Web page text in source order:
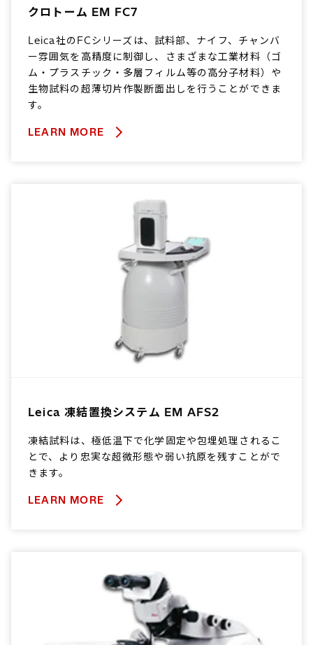
クロトーム EM FC7
Leica社のFCシリーズは、試料部、ナイフ、チャンバ
ー雰囲気を高精度に制御し、さまざまな工業材料（ゴ
ム・プラスチック・多層フィルム等の高分子材料）や
生物試料の超薄切片作製断面出しを行うことができま
す。
LEARN MORE
Leica 凍結置換システム EM AFS2
凍結試料は、極低温下で化学固定や包埋処理されるこ
とで、より忠実な超微形態や弱い抗原を残すことがで
きます。
LEARN MORE